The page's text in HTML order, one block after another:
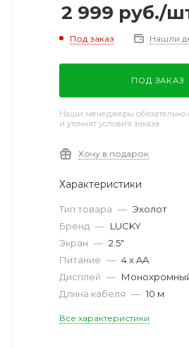
2 999 руб./
Под заказ Нашли
ПОД ЗАКАЗ
Наши менеджеры обязательно
и уточнят условия заказа
Хочу в подарок
Характеристики
Тип товара — Эхолот
Бренд — LUCKY
Экран — 2.5"
Питание — 4 x AA
Дисплей —
Длина кабеля — 10 м
Все характеристики